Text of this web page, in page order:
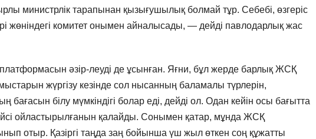
министрлік тарапынан қызығушылық болмай тұр. Себебі, өзгеріс
жөніндегі комитет онымен айналысады, — дейді павлодарлық жас
әзір-леуді де ұсынған. Яғни, бұл жерде барлық ЖСҚ
жүргізу кезінде сол нысанның баламалы түрлерін,
білу мүмкіндігі болар еді, дейді ол. Одан кейін осы бағытта
ойластырылғанын қалайды. Сонымен қатар, мұнда ЖСҚ
отыр. Қазіргі таңда заң бойынша үш жыл өткен соң құжатты